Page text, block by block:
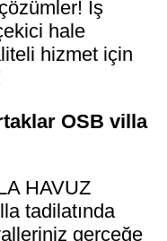
İş
hale
hizmet için
OSB villa
HAVUZ
tadilatında
gerçeğe